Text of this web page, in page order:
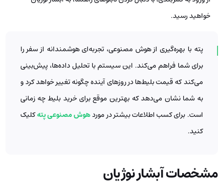
خواهید رسید.
پته با بهره‌گیری از هوش مصنوعی، تجربه‌ای هوشمندانه از سفر را
برای شما فراهم می‌کند. این سیستم با تحلیل داده‌ها، پیش‌بینی
می‌کند که قیمت بلیط‌ها در روزهای آینده چگونه تغییر خواهد کرد و
به شما نشان می‌دهد که بهترین موقع برای خرید بلیط چه زمانی
است. برای کسب اطلاعات بیشتر در موردهوش مصنوعی پتهکلیک
کنید.
مشخصات آبشار نوژیان